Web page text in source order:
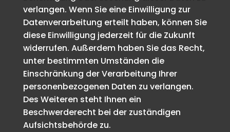
verlangen. Wenn Sie eine Einwilligung zur
Datenverarbeitung erteilt haben, können Sie
diese Einwilligung jederzeit für die Zukunft
widerrufen. Außerdem haben Sie das Recht,
unter bestimmten Umständen die
Einschränkung der Verarbeitung Ihrer
personenbezogenen Daten zu verlangen.
Des Weiteren steht Ihnen ein
Beschwerderecht bei der zuständigen
Aufsichtsbehörde zu.